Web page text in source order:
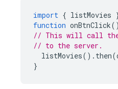
import { listMovies
function onBtnClick()
// This will call the
// to the server.
listMovies(). then(
}